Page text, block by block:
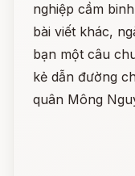
nghiệp cầm
bài viết khác,
bạn một câu
kẻ dẫn đường
quân Mông